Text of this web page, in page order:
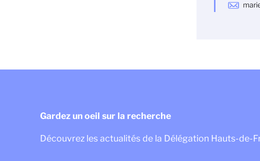
Gardez un oeil sur la recherche
Découvrez les actualités de la Délégation Hauts-de-